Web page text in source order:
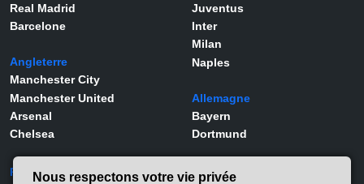
Real Madrid
Barcelone
Angleterre
Manchester City
Manchester United
Arsenal
Chelsea
Juventus
Inter
Milan
Naples
Allemagne
Bayern
Dortmund
Portugal
Joueurs
Nous respectons votre vie privée